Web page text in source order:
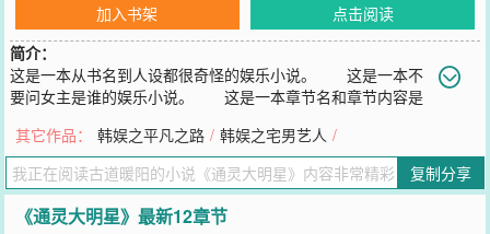
加入书架
点击阅读
简介：
这是一本从书名到人设都很奇怪的娱乐小说。 这是一本不
要问女主是谁的娱乐小说。 这是一本章节名和章节内容是
您要是觉得《通灵大明星》还不错的话请不要忘记向您QQ群和微博微
信里的朋友推荐哦！
其它作品： 韩娱之平凡之路 / 韩娱之宅男艺人 /
复制分享
《通灵大明星》最新12章节